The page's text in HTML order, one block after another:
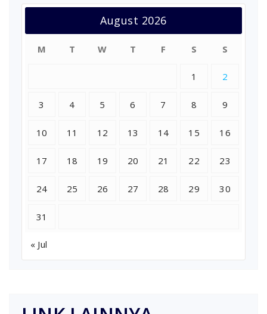
August 2026
M T W T F S S
1 2
3 4 5 6 7 8 9
10 11 12 13 14 15 16
17 18 19 20 21 22 23
24 25 26 27 28 29 30
31
« Jul